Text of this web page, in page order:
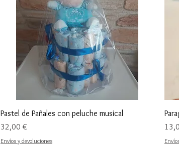
Pastel de Pañales con peluche musical
Preu
32,00 €
Envíos y devoluciones
Preu